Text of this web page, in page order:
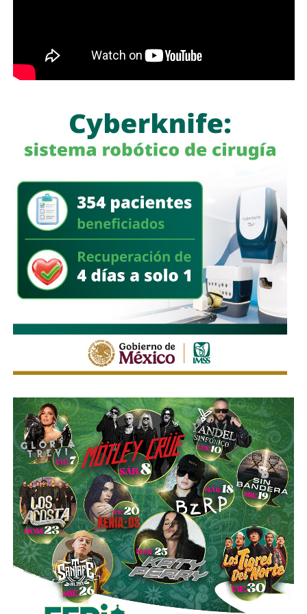
para su análisis y dictamen correspondiente.
coordinado, vamos a seguir en el camino correcto para la
construcción de un San Luis Potosí más fuerte e
incluyente, bajo la premisa de propiciar un ejercicio público
llegue a todas y todos”.
También lee:Gloria Trevi abre la fiesta de la Fenapo 2026